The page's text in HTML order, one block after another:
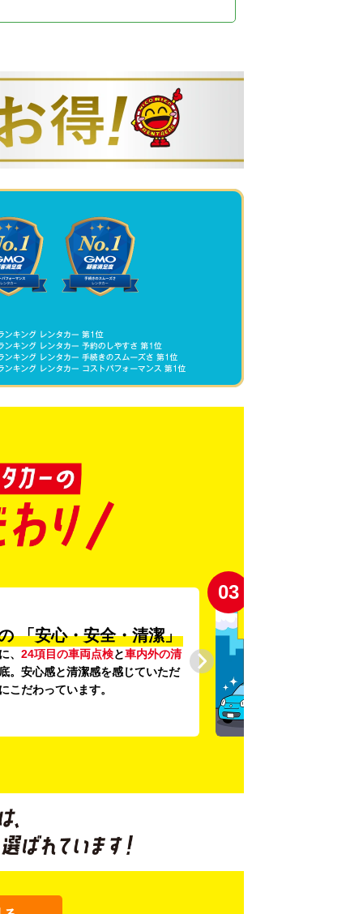
「安心・安全・清潔」
、 24項目の車両点検と車内外の清
。安心感と清潔感を感じていただ
こだわっています。
03